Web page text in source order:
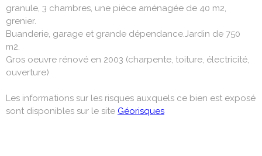
granule, 3 chambres, une pièce aménagée de 40 m2,
grenier.
Buanderie, garage et grande dépendance.Jardin de 750
m2.
Gros oeuvre rénové en 2003 (charpente, toiture, électricité,
ouverture)
Les informations sur les risques auxquels ce bien est exposé
sont disponibles sur le site Géorisques